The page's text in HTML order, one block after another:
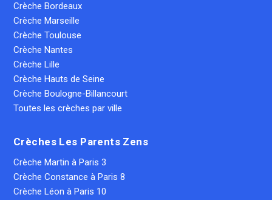
Crèche Bordeaux
Crèche Marseille
Crèche Toulouse
Crèche Nantes
Crèche Lille
Crèche Hauts de Seine
Crèche Boulogne-Billancourt
Toutes les crèches par ville
Crèches Les Parents Zens
Crèche Martin à Paris 3
Crèche Constance à Paris 8
Crèche Léon à Paris 10